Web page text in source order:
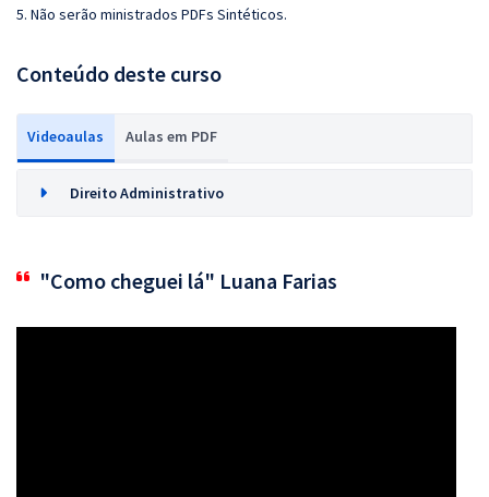
5. Não serão ministrados PDFs Sintéticos.
Conteúdo deste curso
Videoaulas Aulas em PDF
Direito Administrativo
"Como cheguei lá" Luana Farias